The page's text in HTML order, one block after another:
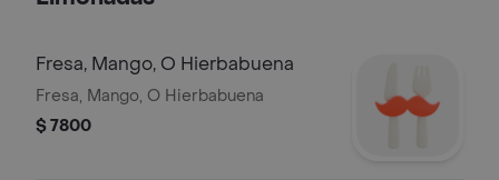
Fresa, Mango, O Hierbabuena
Fresa, Mango, O Hierbabuena
$ 7800